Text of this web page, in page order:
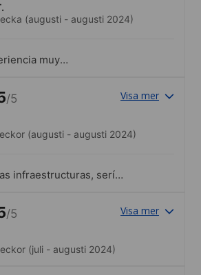
(augusti - augusti 2024)
muy
/5 Visa mer
(augusti - augusti 2024)
infraestructuras, sería
vosotros.
/5 Visa mer
(juli - augusti 2024)